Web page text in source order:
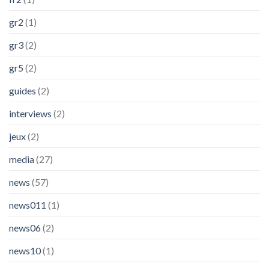
gr2 (1)
gr3(2)
gr5 (2)
guides (2)
interviews (2)
jeux(2)
media(27)
news (57)
news011 (1)
news06(2)
news10(1)